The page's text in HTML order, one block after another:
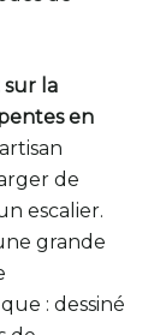
la
en
de
escalier.
grande
: dessiné